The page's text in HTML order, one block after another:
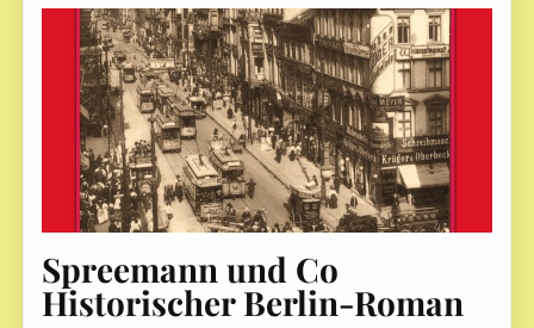
Spreemann und Co
Historischer Berlin-Roman